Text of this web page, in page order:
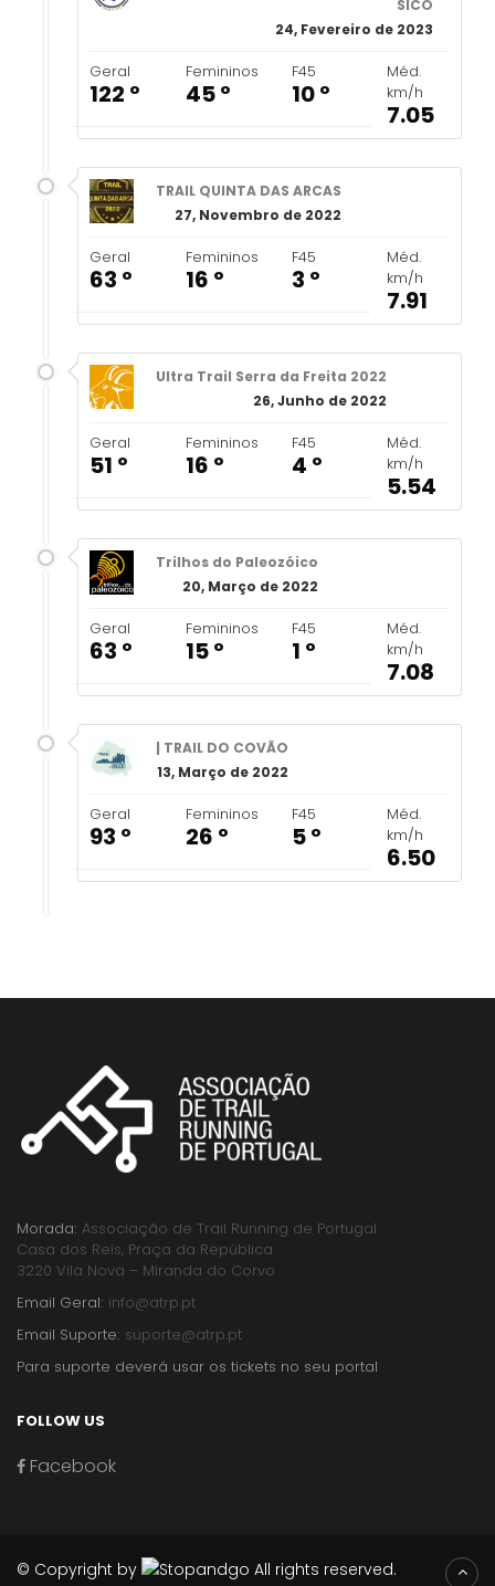
SICÓ
24, Fevereiro de 2023
Geral
122 º
Femininos
45 º
F45
10 º
Méd.
km/h
7.05
TRAIL QUINTA DAS ARCAS
27, Novembro de 2022
Geral
63 º
Femininos
16 º
F45
3 º
Méd.
km/h
7.91
Ultra Trail Serra da Freita 2022
26, Junho de 2022
Geral
51 º
Femininos
16 º
F45
4 º
Méd.
km/h
5.54
Trilhos do Paleozóico
20, Março de 2022
Geral
63 º
Femininos
15 º
F45
1 º
Méd.
km/h
7.08
| TRAIL DO COVÃO
13, Março de 2022
Geral
93 º
Femininos
26 º
F45
5 º
Méd.
km/h
6.50
Morada: Associação de Trail Running de Portugal
Casa dos Reis, Praça da República
3220 Vila Nova – Miranda do Corvo
Email Geral: info@atrp.pt
Email Suporte: suporte@atrp.pt
Para suporte deverá usar os tickets no seu portal
FOLLOW US
Facebook
© Copyright by All rights reserved.